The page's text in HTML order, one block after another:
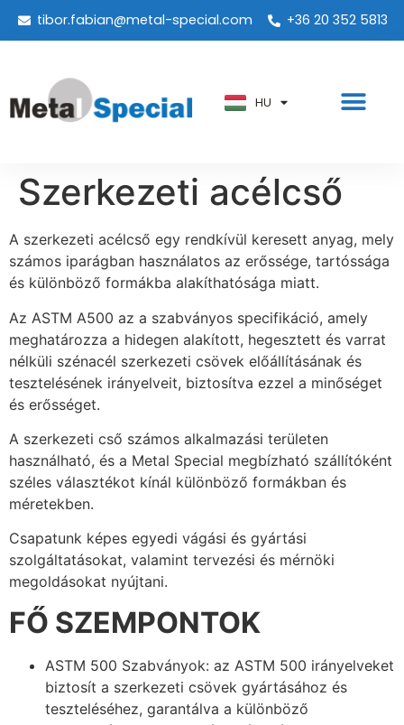
tibor.fabian@metal-special.com +36 20 352 5813
HU
PT
AR
Szerkezeti acélcső
A szerkezeti acélcső egy rendkívül keresett anyag, mely
számos iparágban használatos az erőssége, tartóssága
és különböző formákba alakíthatósága miatt.
Az ASTM A500 az a szabványos specifikáció, amely
meghatározza a hidegen alakított, hegesztett és varrat
nélküli szénacél szerkezeti csövek előállításának és
tesztelésének irányelveit, biztosítva ezzel a minőséget
és erősséget.
A szerkezeti cső számos alkalmazási területen
használható, és a Metal Special megbízható szállítóként
széles választékot kínál különböző formákban és
méretekben.
Csapatunk képes egyedi vágási és gyártási
szolgáltatásokat, valamint tervezési és mérnöki
megoldásokat nyújtani.
FŐ SZEMPONTOK
ASTM 500 Szabványok: az ASTM 500 irányelveket
biztosít a szerkezeti csövek gyártásához és
teszteléséhez, garantálva a különböző